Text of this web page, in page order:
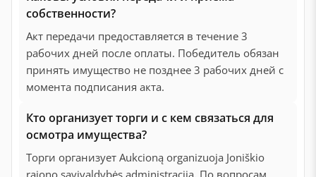
собственности?
Акт передачи предоставляется в течение 3
рабочих дней после оплаты. Победитель обязан
принять имущество не позднее 3 рабочих дней с
момента подписания акта.
Кто организует торги и с кем связаться для
осмотра имущества?
Торги организует Aukcioną organizuoja Joniškio